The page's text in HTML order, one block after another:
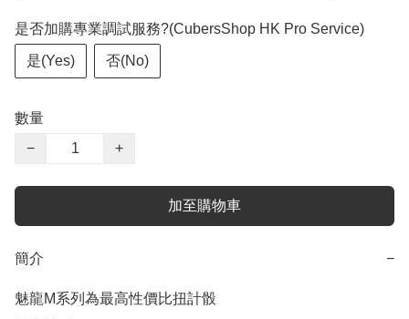
是否加購專業調試服務?(CubersShop HK Pro Service)
是(Yes) 否(No)
數量
−
+
加至購物車
簡介 −
魅龍M系列為最高性價比扭計骰